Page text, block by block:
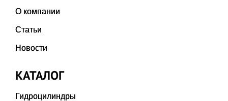
О компании
Статьи
Новости
КАТАЛОГ
Гидроцилиндры